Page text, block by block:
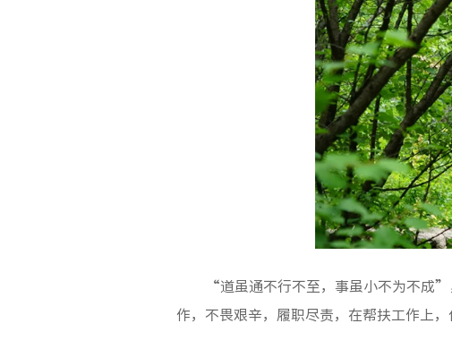
“道虽通不行不至，事虽小不为不成
作，不畏艰辛，履职尽责，在帮扶工作上